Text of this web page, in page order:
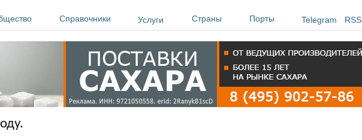
Справочники Услуги Страны Порты Telegram RSS